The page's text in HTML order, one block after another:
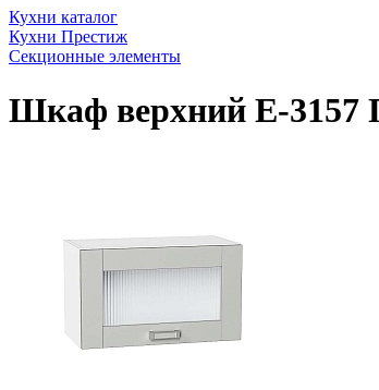
Кухни каталог
Кухни Престиж
Секционные элементы
Шкаф верхний Е-3157